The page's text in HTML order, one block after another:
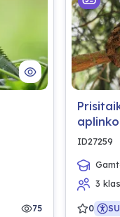
75
ID27259
3
0